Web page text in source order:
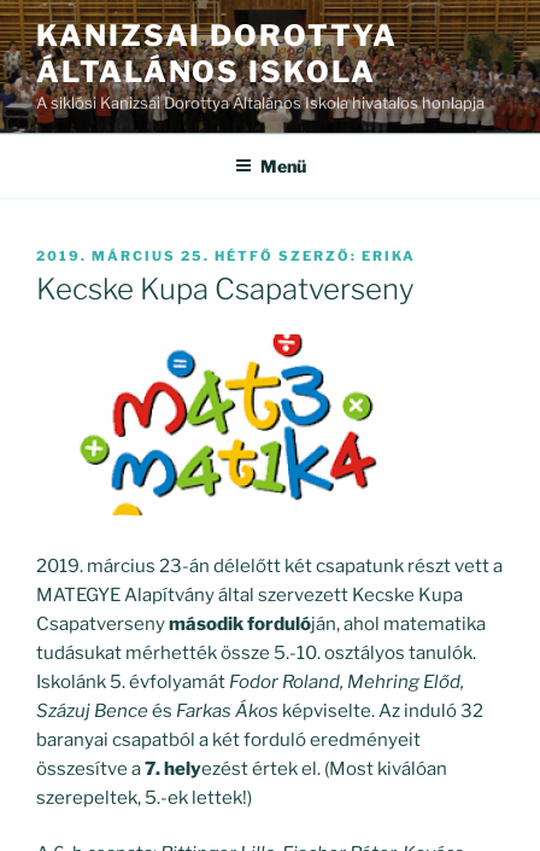
Tartalomhoz
KANIZSAI DOROTTYA
ÁLTALÁNOS ISKOLA
A siklósi Kanizsai Dorottya Általános Iskola hivatalos honlapja
Menü
BEKÜLDVE:
2019. MÁRCIUS 25. HÉTFŐ SZERZŐ: ERIKA
Kecske Kupa Csapatverseny
2019. március 23-án délelőtt két csapatunk részt vett a
MATEGYE Alapítvány által szervezett Kecske Kupa
Csapatversenymásodik fordulóján, ahol matematika
tudásukat mérhették össze 5.-10. osztályos tanulók.
Iskolánk 5. évfolyamát Fodor Roland, Mehring Előd,
Százuj Benceés Farkas Ákos képviselte. Az induló 32
baranyai csapatból a két forduló eredményeit
összesítve a7. helyezést értek el. (Most kiválóan
szerepeltek, 5.-ek lettek!)